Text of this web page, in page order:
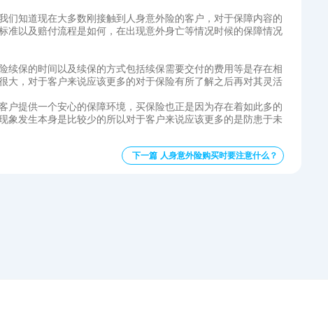
们知道现在大多数刚接触到人身意外险的客户，对于保障内容的
准以及赔付流程是如何，在出现意外身亡等情况时候的保障情况
续保的时间以及续保的方式包括续保需要交付的费用等是存在相
大，对于客户来说应该更多的对于保险有所了解之后再对其灵活
户提供一个安心的保障环境，买保险也正是因为存在着如此多的
象发生本身是比较少的所以对于客户来说应该更多的是防患于未
下一篇 人身意外险购买时要注意什么？